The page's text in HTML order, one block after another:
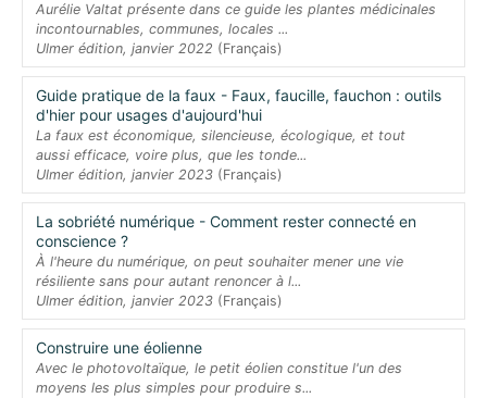
Aurélie Valtat présente dans ce guide les plantes médicinales
incontournables, communes, locales ...
Ulmer édition, janvier 2022 (Français)
Guide pratique de la faux - Faux, faucille, fauchon : outils
d'hier pour usages d'aujourd'hui
La faux est économique, silencieuse, écologique, et tout
aussi efficace, voire plus, que les tonde...
Ulmer édition, janvier 2023 (Français)
La sobriété numérique - Comment rester connecté en
conscience ?
À l'heure du numérique, on peut souhaiter mener une vie
résiliente sans pour autant renoncer à l...
Ulmer édition, janvier 2023 (Français)
Construire une éolienne
Avec le photovoltaïque, le petit éolien constitue l'un des
moyens les plus simples pour produire s...